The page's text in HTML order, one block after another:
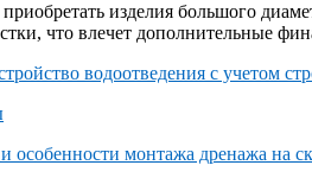
изделия большого
что влечет дополнительные